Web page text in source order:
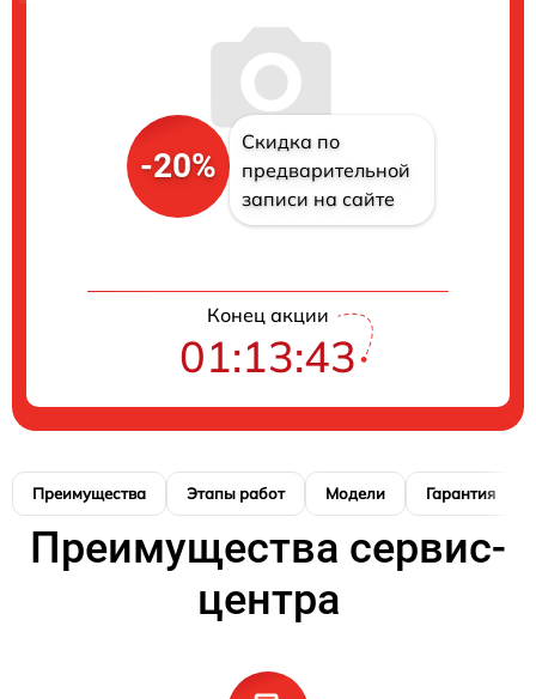
-20%
Скидка по
предварительной
записи на сайте
Конец акции
01:13:42
Преимущества Этапы работ Модели Гарантия
Преимущества сервис-
центра